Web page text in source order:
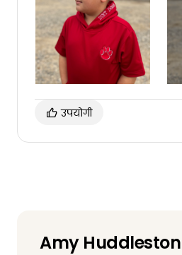
उपयोगी
Amy Huddleston